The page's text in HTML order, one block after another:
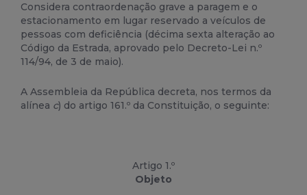
Considera contraordenação grave a paragem e o
estacionamento em lugar reservado a veículos de
pessoas com deficiência (décima sexta alteração ao
Código da Estrada, aprovado pelo Decreto-Lei n.º
114/94, de 3 de maio).
A Assembleia da República decreta, nos termos da
alínea c) do artigo 161.º da Constituição, o seguinte:
Artigo 1.º
Objeto